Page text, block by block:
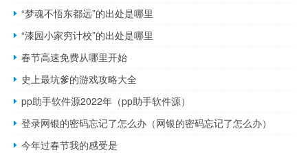
“梦魂不悟东都远”的出处是哪里
“漆园小家穷计校”的出处是哪里
春节高速免费从哪里开始
史上最坑爹的游戏攻略大全
pp助手软件源2022年（pp助手软件源）
登录网银的密码忘记了怎么办（网银的密码忘记了怎么办）
今年过春节我的感受是